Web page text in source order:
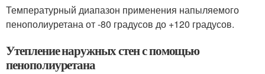
Температурный диапазон применения напыляемого
пенополиуретана от -80 градусов до +120 градусов.
Утепление наружных стен с помощью
пенополиуретана